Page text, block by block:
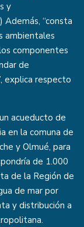
y
“consta
ambientales
componentes
de
explica respecto
acueducto de
en la comuna de
y Olmué, para
de 1.000
de la Región de
de mar por
y distribución a